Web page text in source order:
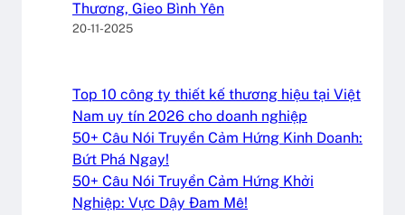
Thương, Gieo Bình Yên
20-11-2025
Top 10 công ty thiết kế thương hiệu tại Việt
Nam uy tín 2026 cho doanh nghiệp
50+ Câu Nói Truyền Cảm Hứng Kinh Doanh:
Bứt Phá Ngay!
50+ Câu Nói Truyền Cảm Hứng Khởi
Nghiệp: Vực Dậy Đam Mê!